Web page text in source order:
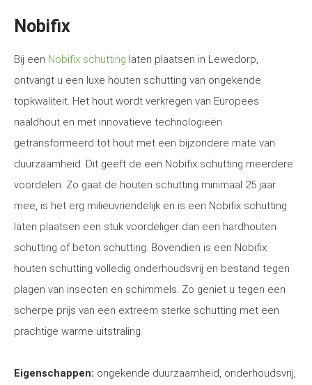
Nobifix
Bij een Nobifix schutting laten plaatsen in Lewedorp,
ontvangt u een luxe houten schutting van ongekende
topkwaliteit. Het hout wordt verkregen van Europees
naaldhout en met innovatieve technologieën
getransformeerd tot hout met een bijzondere mate van
duurzaamheid. Dit geeft de een Nobifix schutting meerdere
voordelen. Zo gaat de houten schutting minimaal 25 jaar
mee, is het erg milieuvriendelijk en is een Nobifix schutting
laten plaatsen een stuk voordeliger dan een hardhouten
schutting of beton schutting. Bovendien is een Nobifix
houten schutting volledig onderhoudsvrij en bestand tegen
plagen van insecten en schimmels. Zo geniet u tegen een
scherpe prijs van een extreem sterke schutting met een
prachtige warme uitstraling.
Eigenschappen: ongekende duurzaamheid, onderhoudsvrij,